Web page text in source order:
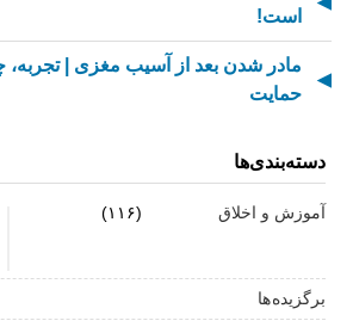
است!
مادر شدن بعد از آسیب مغزی | تجربه،
حمایت
رهبران خاکستری | وقتی خم کردن
دسته‌بندی‌ها
آموزش و اخلاق (۱۱۶)
برگزیده ها